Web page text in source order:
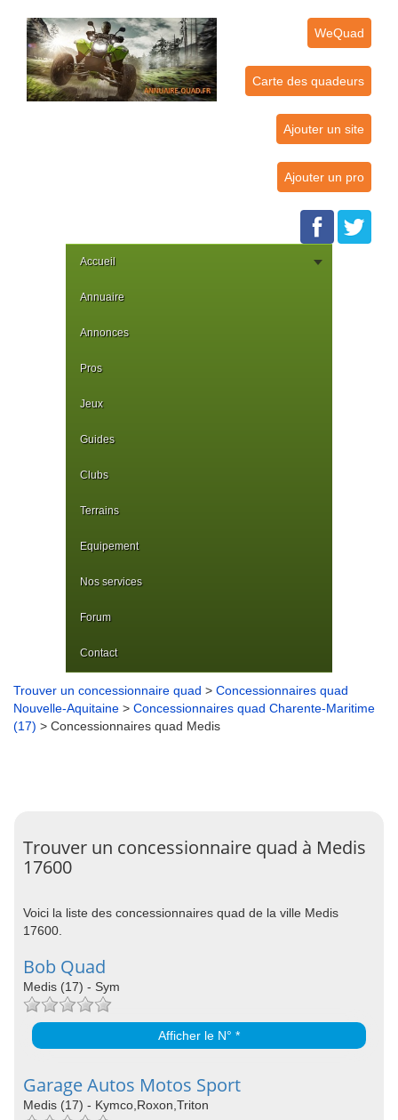
WeQuad
Carte des quadeurs
Ajouter un site
Ajouter un pro
Accueil
Annuaire
Annonces
Pros
Jeux
Guides
Clubs
Terrains
Equipement
Nos services
Forum
Contact
Trouver un concessionnaire quad > Concessionnaires quad
Nouvelle-Aquitaine > Concessionnaires quad Charente-Maritime
(17) > Concessionnaires quad Medis
Trouver un concessionnaire quad à Medis
17600
Voici la liste des concessionnaires quad de la ville Medis
17600.
Bob Quad
Medis (17) - Sym
Afficher le N° *
Garage Autos Motos Sport
Medis (17) - Kymco,Roxon,Triton